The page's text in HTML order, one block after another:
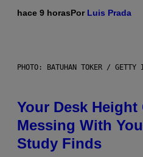
hace 9 horasPor Luis Prada
PHOTO: BATUHAN TOKER / GETTY
Your Desk Height
Messing With
Study Finds